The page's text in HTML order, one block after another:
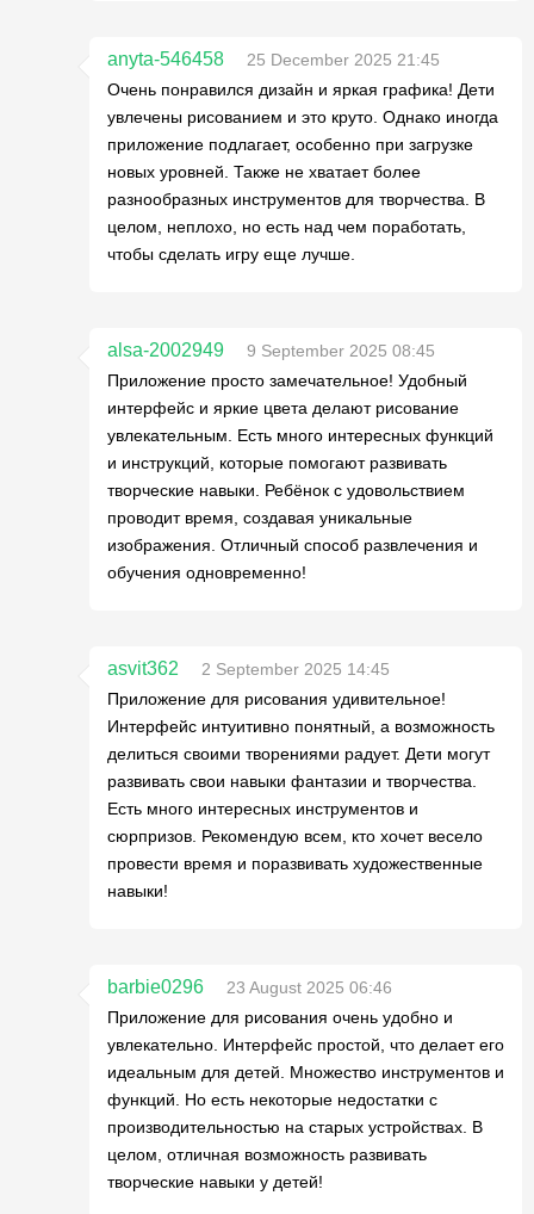
anyta-546458
25 December 2025 21:45
Очень понравился дизайн и яркая графика! Дети
увлечены рисованием и это круто. Однако иногда
приложение подлагает, особенно при загрузке
новых уровней. Также не хватает более
разнообразных инструментов для творчества. В
целом, неплохо, но есть над чем поработать,
чтобы сделать игру еще лучше.
alsa-2002949
9 September 2025 08:45
Приложение просто замечательное! Удобный
интерфейс и яркие цвета делают рисование
увлекательным. Есть много интересных функций
и инструкций, которые помогают развивать
творческие навыки. Ребёнок с удовольствием
проводит время, создавая уникальные
изображения. Отличный способ развлечения и
обучения одновременно!
asvit362
2 September 2025 14:45
Приложение для рисования удивительное!
Интерфейс интуитивно понятный, а возможность
делиться своими творениями радует. Дети могут
развивать свои навыки фантазии и творчества.
Есть много интересных инструментов и
сюрпризов. Рекомендую всем, кто хочет весело
провести время и поразвивать художественные
навыки!
barbie0296
23 August 2025 06:46
Приложение для рисования очень удобно и
увлекательно. Интерфейс простой, что делает его
идеальным для детей. Множество инструментов и
функций. Но есть некоторые недостатки с
производительностью на старых устройствах. В
целом, отличная возможность развивать
творческие навыки у детей!